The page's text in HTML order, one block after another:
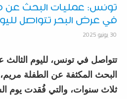
تونس: عمليات البحث
في عرض البحر تتواصل
30 يونيو 2025
تتواصل في تونس، لليوم الثالث
البحث المكثفة عن الطفلة مريم،
ثلاث سنوات، والتي فُقدت يوم